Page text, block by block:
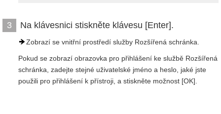
3 Na klávesnici stiskněte klávesu [Enter].
Zobrazí se vnitřní prostředí služby Rozšířená schránka.
Pokud se zobrazí obrazovka pro přihlášení ke službě Rozšířená
schránka, zadejte stejné uživatelské jméno a heslo, jaké jste
použili pro přihlášení k přístroji, a stiskněte možnost [OK].